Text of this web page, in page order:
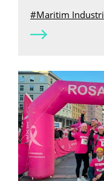
Maritim Industri